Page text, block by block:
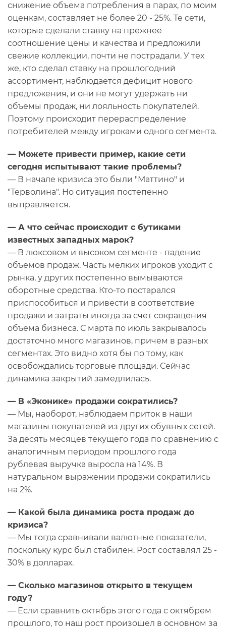
снижение объема потребления в парах, по моим
оценкам, составляет не более 20 - 25%. Те сети,
которые сделали ставку на прежнее
соотношение цены и качества и предложили
свежие коллекции, почти не пострадали. У тех
же, кто сделал ставку на прошлогодний
ассортимент, наблюдается дефицит нового
предложения, и они не могут удержать ни
объемы продаж, ни лояльность покупателей.
Поэтому происходит перераспределение
потребителей между игроками одного сегмента.
— Можете привести пример, какие сети
сегодня испытывают такие проблемы?
— В начале кризиса это были "Маттино" и
"Терволина". Но ситуация постепенно
выправляется.
— А что сейчас происходит с бутиками
известных западных марок?
— В люксовом и высоком сегменте - падение
объемов продаж. Часть мелких игроков уходит с
рынка, у других постепенно вымываются
оборотные средства. Кто-то постарался
приспособиться и привести в соответствие
продажи и затраты иногда за счет сокращения
объема бизнеса. С марта по июль закрывалось
достаточно много магазинов, причем в разных
сегментах. Это видно хотя бы по тому, как
освобождались торговые площади. Сейчас
динамика закрытий замедлилась.
— В «Эконике» продажи сократились?
— Мы, наоборот, наблюдаем приток в наши
магазины покупателей из других обувных сетей.
За десять месяцев текущего года по сравнению с
аналогичным периодом прошлого года
рублевая выручка выросла на 14%. В
натуральном выражении продажи сократились
на 2%.
— Какой была динамика роста продаж до
кризиса?
— Мы тогда сравнивали валютные показатели,
поскольку курс был стабилен. Рост составлял 25 -
30% в долларах.
— Сколько магазинов открыто в текущем
году?
— Если сравнить октябрь этого года с октябрем
прошлого, то наш рост произошел в основном за